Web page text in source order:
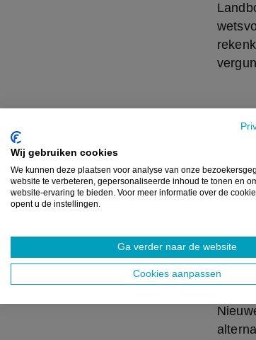
Wij gebruiken cookies
We kunnen deze plaatsen voor analyse van onze
website te verbeteren, gepersonaliseerde inhoud te tonen en
website-ervaring te bieden. Voor meer informatie over de
opent u de instellingen.
Ga verder naar de website
Cookies aanpassen
De